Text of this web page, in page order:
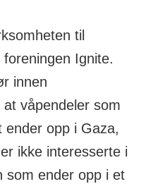
til
Ignite.
innen
våpendeler som
ender opp i Gaza,
ikke interesserte i
som ender opp i et